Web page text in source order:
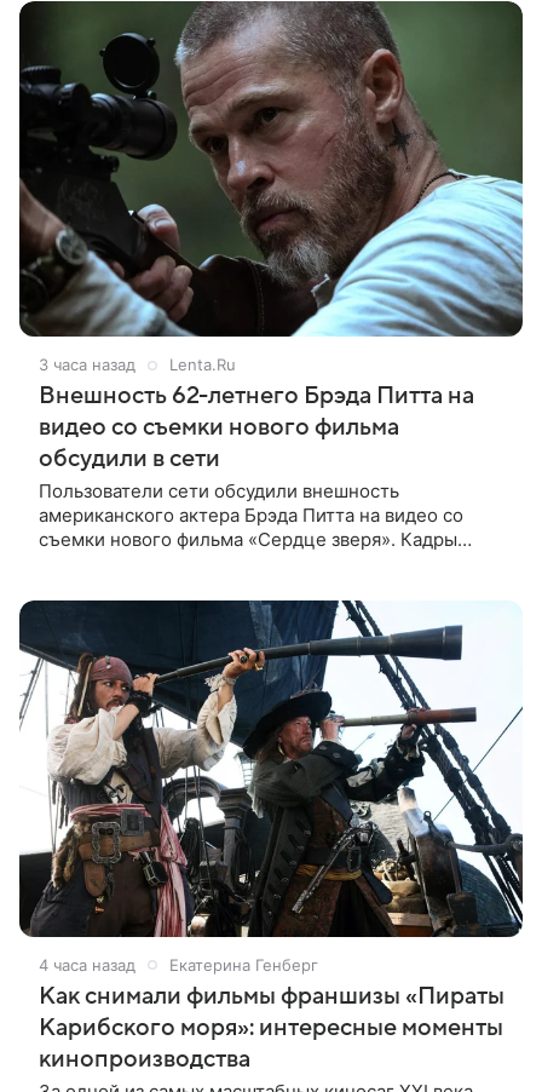
3 часа назад Lenta.Ru
Внешность 62-летнего Брэда Питта на
видео со съемки нового фильма
обсудили в сети
Пользователи сети обсудили внешность
американского актера Брэда Питта на видео со
съемки нового фильма «Сердце зверя». Кадры
4 часа назад Екатерина Генберг
Как снимали фильмы франшизы «Пираты
Карибского моря»: интересные моменты
кинопроизводства